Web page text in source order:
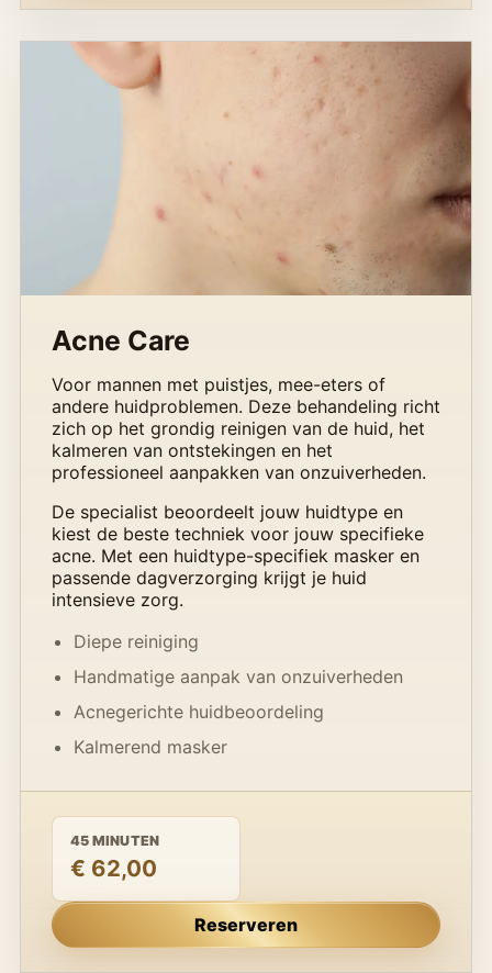
Acne Care
Voor mannen met puistjes, mee-eters of
andere huidproblemen. Deze behandeling richt
zich op het grondig reinigen van de huid, het
kalmeren van ontstekingen en het
professioneel aanpakken van onzuiverheden.
De specialist beoordeelt jouw huidtype en
kiest de beste techniek voor jouw specifieke
acne. Met een huidtype-specifiek masker en
passende dagverzorging krijgt je huid
intensieve zorg.
Diepe reiniging
Handmatige aanpak van onzuiverheden
Acnegerichte huidbeoordeling
Kalmerend masker
45 MINUTEN
€ 62,00
Reserveren